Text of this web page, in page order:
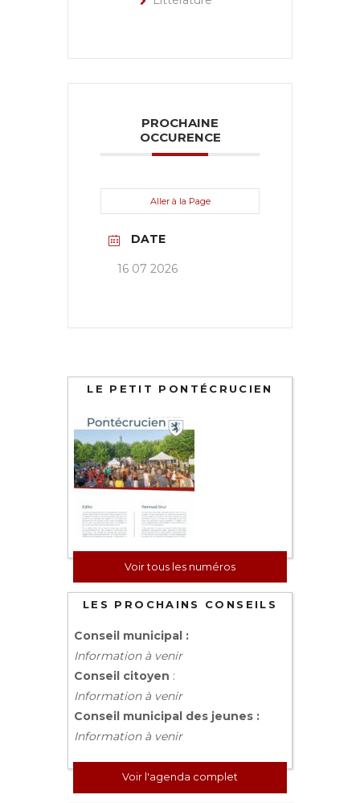
PROCHAINE
OCCURENCE
Aller à la Page
DATE
16 07 2026
LE PETIT PONTÉCRUCIEN
Voir tous les numéros
LES PROCHAINS CONSEILS
Conseil municipal :
Information à venir
Conseil citoyen :
Information à venir
Conseil municipal des jeunes :
Information à venir
Voir l'agenda complet